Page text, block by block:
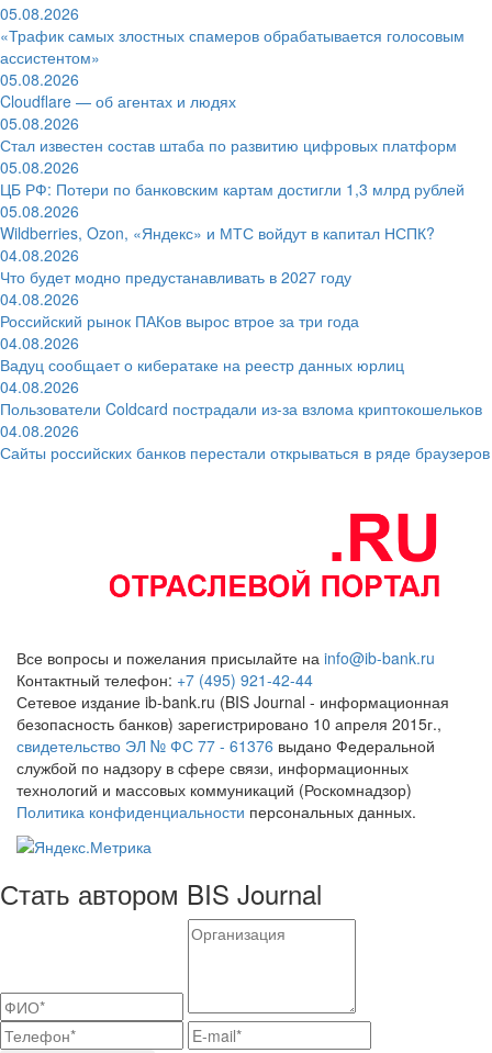
05.08.2026
«Трафик самых злостных спамеров обрабатывается голосовым
ассистентом»
05.08.2026
Cloudflare — об агентах и людях
05.08.2026
Стал известен состав штаба по развитию цифровых платформ
05.08.2026
ЦБ РФ: Потери по банковским картам достигли 1,3 млрд рублей
05.08.2026
Wildberries, Ozon, «Яндекс» и МТС войдут в капитал НСПК?
04.08.2026
Что будет модно предустанавливать в 2027 году
04.08.2026
Российский рынок ПАКов вырос втрое за три года
04.08.2026
Вадуц сообщает о кибератаке на реестр данных юрлиц
04.08.2026
Пользователи Coldcard пострадали из-за взлома криптокошельков
04.08.2026
Сайты российских банков перестали открываться в ряде браузеров
Все вопросы и пожелания присылайте на info@ib-bank.ru
Контактный телефон: +7 (495) 921-42-44
Сетевое издание ib-bank.ru (BIS Journal - информационная
безопасность банков) зарегистрировано 10 апреля 2015г.,
свидетельство ЭЛ № ФС 77 - 61376 выдано Федеральной
службой по надзору в сфере связи, информационных
технологий и массовых коммуникаций (Роскомнадзор)
Политика конфиденциальности персональных данных.
Стать автором BIS Journal